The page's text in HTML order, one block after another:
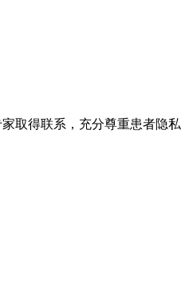
取得联系，充分尊重患者隐私